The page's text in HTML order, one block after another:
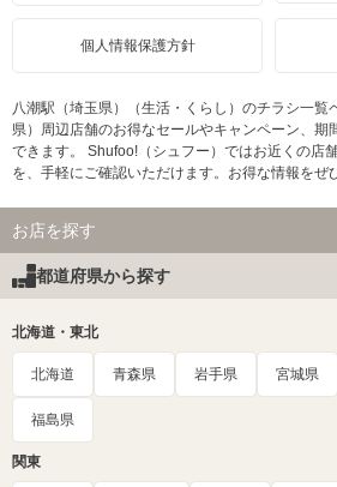
個人情報保護方針
八潮駅（埼玉県）（生活・くらし）のチラシ一覧
県）周辺店舗のお得なセールやキャンペーン、期
できます。 Shufoo!（シュフー）ではお近くの店
を、手軽にご確認いただけます。お得な情報をぜ
お店を探す
都道府県から探す
北海道・東北
北海道 青森県 岩手県 宮城県
福島県
関東